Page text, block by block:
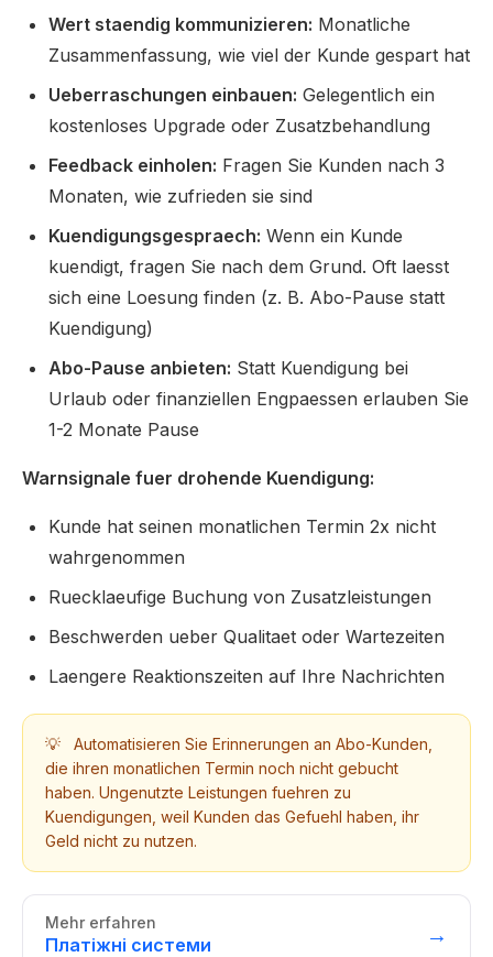
Wert staendig kommunizieren: Monatliche
Zusammenfassung, wie viel der Kunde gespart hat
Ueberraschungen einbauen: Gelegentlich ein
kostenloses Upgrade oder Zusatzbehandlung
Feedback einholen: Fragen Sie Kunden nach 3
Monaten, wie zufrieden sie sind
Kuendigungsgespraech: Wenn ein Kunde
kuendigt, fragen Sie nach dem Grund. Oft laesst
sich eine Loesung finden (z. B. Abo-Pause statt
Kuendigung)
Abo-Pause anbieten: Statt Kuendigung bei
Urlaub oder finanziellen Engpaessen erlauben Sie
1-2 Monate Pause
Warnsignale fuer drohende Kuendigung:
Kunde hat seinen monatlichen Termin 2x nicht
wahrgenommen
Ruecklaeufige Buchung von Zusatzleistungen
Beschwerden ueber Qualitaet oder Wartezeiten
Laengere Reaktionszeiten auf Ihre Nachrichten
💡
Automatisieren Sie Erinnerungen an Abo-Kunden,
die ihren monatlichen Termin noch nicht gebucht
haben. Ungenutzte Leistungen fuehren zu
Kuendigungen, weil Kunden das Gefuehl haben, ihr
Geld nicht zu nutzen.
Mehr erfahren
Платіжні системи →